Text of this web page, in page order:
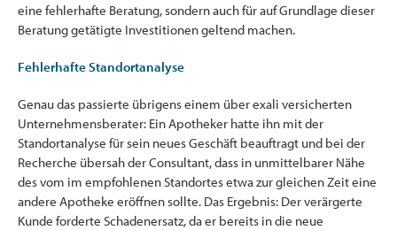
eine fehlerhafte Beratung, sondern auch für auf Grundlage dieser
Beratung getätigte Investitionen geltend machen.
Fehlerhafte Standortanalyse
Genau das passierte übrigens einem über exali versicherten
Unternehmensberater: Ein Apotheker hatte ihn mit der
Standortanalyse für sein neues Geschäft beauftragt und bei der
Recherche übersah der Consultant, dass in unmittelbarer Nähe
des vom im empfohlenen Standortes etwa zur gleichen Zeit eine
andere Apotheke eröffnen sollte. Das Ergebnis: Der verärgerte
Kunde forderte Schadenersatz, da er bereits in die neue